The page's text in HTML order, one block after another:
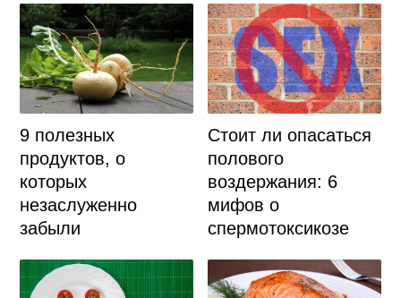
9 полезных
продуктов, о
которых
незаслуженно
забыли
Стоит ли опасаться
полового
воздержания: 6
мифов о
спермотоксикозе